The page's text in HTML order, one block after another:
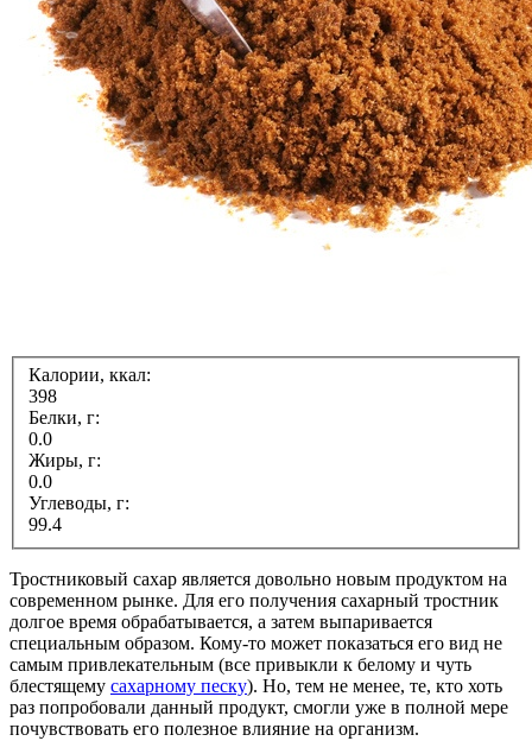
Калории, ккал:
398
Белки, г:
0.0
Жиры, г:
0.0
Углеводы, г:
99.4
Тростниковый сахар является довольно новым продуктом на
современном рынке. Для его получения сахарный тростник
долгое время обрабатывается, а затем выпаривается
специальным образом. Кому-то может показаться его вид не
самым привлекательным (все привыкли к белому и чуть
блестящему сахарному песку). Но, тем не менее, те, кто хоть
раз попробовали данный продукт, смогли уже в полной мере
почувствовать его полезное влияние на организм.